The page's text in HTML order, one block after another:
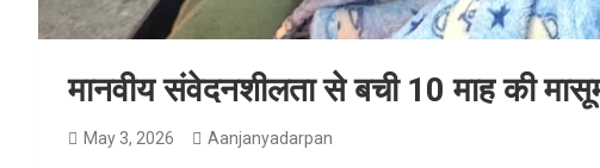
मानवीय संवेदनशीलता से बची 10 माह की
May 3, 2026 Aanjanyadarpan